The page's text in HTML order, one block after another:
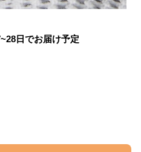
日でお届け予定